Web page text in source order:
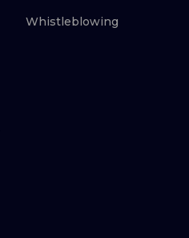
Whistleblowing